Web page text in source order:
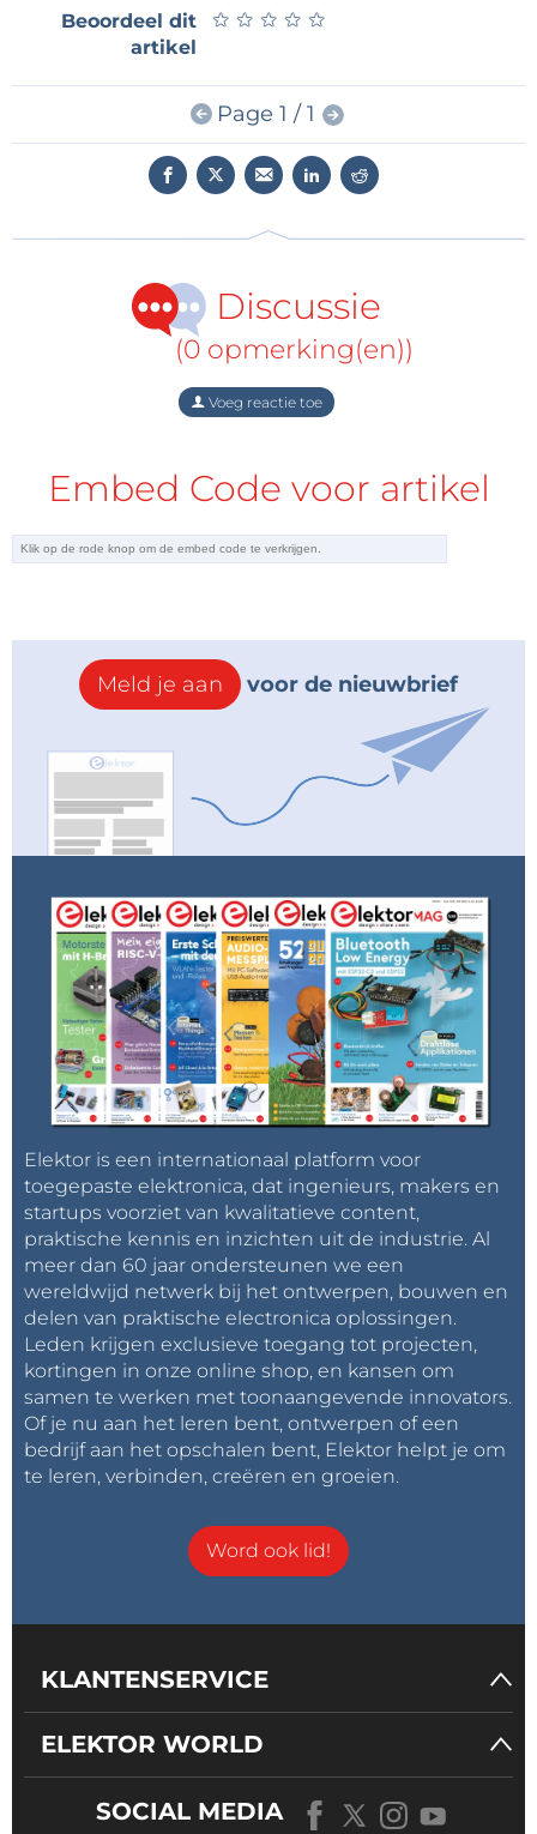
Speciale aanbieding
Als u dit boek bestelt vóór 30 juni 2018 (0:00 CEST)
profiteert u van een korting van €5 op de normale
verkoopprijs. U betaalt dan slechts €29.95 (excl.
verzendkosten)!
Neem een kijkje in dit nieuwe boek met dit
inhoudsopgave).
Beoordeel dit
artikel
★ ★ ★ ★ ★
★ ★ ★ ★ ★
Page 1 / 1
Discussie
(0 opmerking(en))
Voeg reactie toe
Embed Code voor artikel
Meld je aan voor de nieuwbrief
Elektor is een internationaal platform voor
toegepaste elektronica, dat ingenieurs, makers en
startups voorziet van kwalitatieve content,
praktische kennis en inzichten uit de industrie. Al
meer dan 60 jaar ondersteunen we een
wereldwijd netwerk bij het ontwerpen, bouwen en
delen van praktische electronica oplossingen.
Leden krijgen exclusieve toegang tot projecten,
kortingen in onze online shop, en kansen om
samen te werken met toonaangevende innovators.
Of je nu aan het leren bent, ontwerpen of een
bedrijf aan het opschalen bent, Elektor helpt je om
te leren, verbinden, creëren en groeien.
Word ook lid!
KLANTENSERVICE
ELEKTOR WORLD
SOCIAL MEDIA